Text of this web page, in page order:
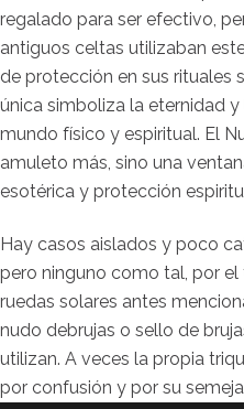
regalado para ser efectivo,
antiguos celtas utilizaban
de protección en sus rituales
única simboliza la eternidad
mundo físico y espiritual. El
amuleto más, sino una
esotérica y protección
Hay casos aislados y poco
pero ninguno como tal, por
ruedas solares antes
nudo debrujas o sello de
utilizan. A veces la propia
por confusión y por su